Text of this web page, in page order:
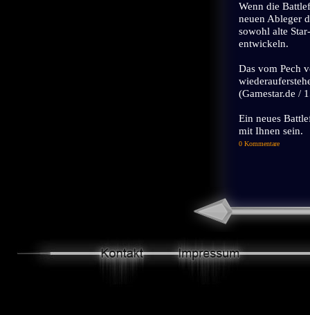
Wenn die
neuen Ableger
sowohl alte
entwickeln.
Das vom Pech
(Gamestar.de /
Ein neues
mit Ihnen sein.
0 Kommentare